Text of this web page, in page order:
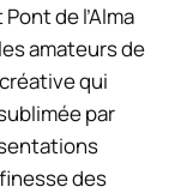
de l’Alma
amateurs de
qui
par
des